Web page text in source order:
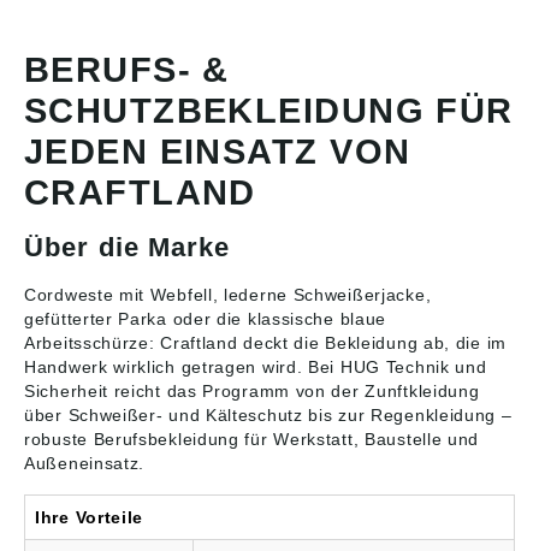
BERUFS- &
SCHUTZBEKLEIDUNG FÜR
JEDEN EINSATZ VON
CRAFTLAND
Über die Marke
Cordweste mit Webfell, lederne Schweißerjacke,
gefütterter Parka oder die klassische blaue
Arbeitsschürze: Craftland deckt die Bekleidung ab, die im
Handwerk wirklich getragen wird. Bei HUG Technik und
Sicherheit reicht das Programm von derZunftkleidung
über Schweißer- und Kälteschutz bis zur Regenkleidung –
robuste Berufsbekleidung für Werkstatt, Baustelle und
Außeneinsatz.
Ihre Vorteile